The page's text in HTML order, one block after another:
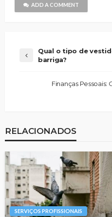
ADD A COMMENT
Qual o tipo de
barriga?
Finanças Pessoais:
RELACIONADOS
SERVIÇOS PROFISSIONAIS